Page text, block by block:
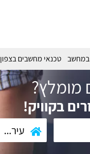
במחשב טכנאי מחשבים בצפון
מומלץ?
בקוויק!